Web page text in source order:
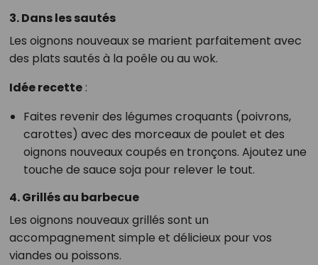
3. Dans les sautés
Les oignons nouveaux se marient parfaitement avec
des plats sautés à la poêle ou au wok.
Idée recette:
Faites revenir des légumes croquants (poivrons,
carottes) avec des morceaux de poulet et des
oignons nouveaux coupés en tronçons. Ajoutez une
touche de sauce soja pour relever le tout.
4. Grillés au barbecue
Les oignons nouveaux grillés sont un
accompagnement simple et délicieux pour vos
viandes ou poissons.